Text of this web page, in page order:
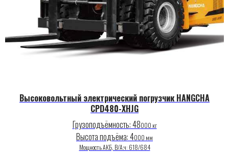
Высоковольтный электрический погрузчик HANGCHA
CPD480-XHJG
Грузоподъёмность: 48000 кг
Высота подъёма: 4000 мм
Мощность АКБ, В/А.ч: 618/684